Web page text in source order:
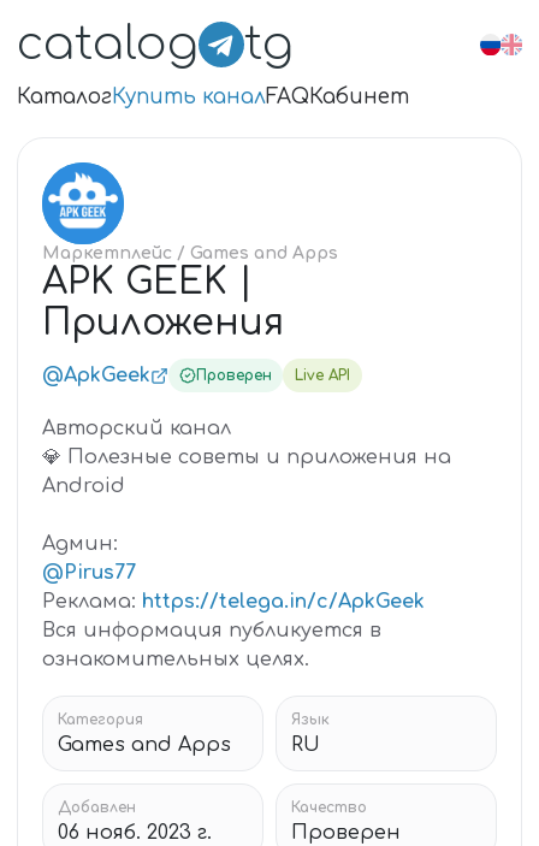
catalog tg
КаталогКупить каналFAQКабинет
AP
Маркетплейс / Games and Apps
APK GEEK |
Приложения
@ApkGeek Проверен Live API
Авторский канал
💎 Полезные советы и приложения на
Android
Админ:
@Pirus77
Реклама: https://telega.in/c/ApkGeek
Вся информация публикуется в
ознакомительных целях.
Категория
Games and Apps
Язык
RU
Добавлен
06 нояб. 2023 г.
Качество
Проверен